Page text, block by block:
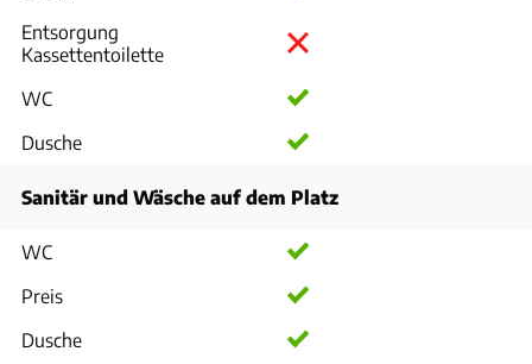
Entsorgung
Kassettentoilette
WC
Dusche
Sanitär und Wäsche auf dem Platz
WC
Preis
Dusche